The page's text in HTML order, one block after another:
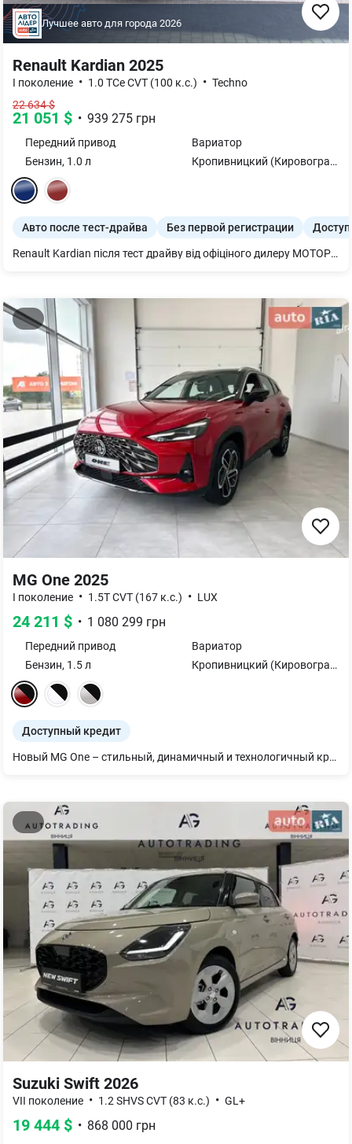
Лучшее авто для города 2026
Renault Kardian 2025
I поколение • 1.0 TCe CVT (100 к.с.) • Techno
22 634$
21 051 $ • 939 275 грн
Передний привод
Вариатор
Бензин, 1.0 л Кропивницкий (Кировоград)
Авто после тест-драйва Без первой регистрации
Renault Kardian після тест драйву від офіціного дилеру МОТОРКАР КРОПИВНИЦЬКИЙ Максимальна комплектація Techno, пробіг 1000 км. Сплачено пенсійний податок Економія 100 000 грн. Автомобіль додатково укомплектований -Комплект гумових килимків -Комплект зимової та літньої гуми - Бризковики Доступно: - Кредит за партнерською програмою (як на новий автомобіль) - Лізинг - Тест-драйв Авто готове до перегляду у нашому центрі
MG One 2025
I поколение • 1.5T CVT (167 к.с.) • LUX
24 211 $ • 1 080 299 грн
Передний привод
Вариатор
Бензин, 1.5л Кропивницкий (Кировоград)
Доступный кредит
Новый MG One – стильный, динамичный и технологичный кроссовер для современного водителя. Оснащенный бензиновым двигателем 1.5T (167 л.с.) и вариатором, этот автомобиль обеспечивает плавную и комфортную езду. MG One отлично подходит для ежедневных городских маршрутов и поездок на выходные. Современный дизайн, высокий уровень оснащения, просторный салон и яркий вид в белом цвете — все, что нужно для активного и уверенного стиля жизни.
Suzuki Swift 2026
VII поколение • 1.2 SHVS CVT (83 к.с.) • GL+
19 444 $ • 868 000 грн